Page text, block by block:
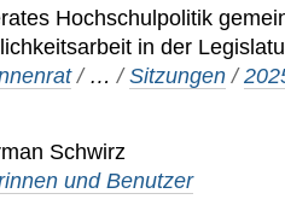
Hochschulpolitik
in der
/ …/Sitzungen /
Schwirz
und Benutzer